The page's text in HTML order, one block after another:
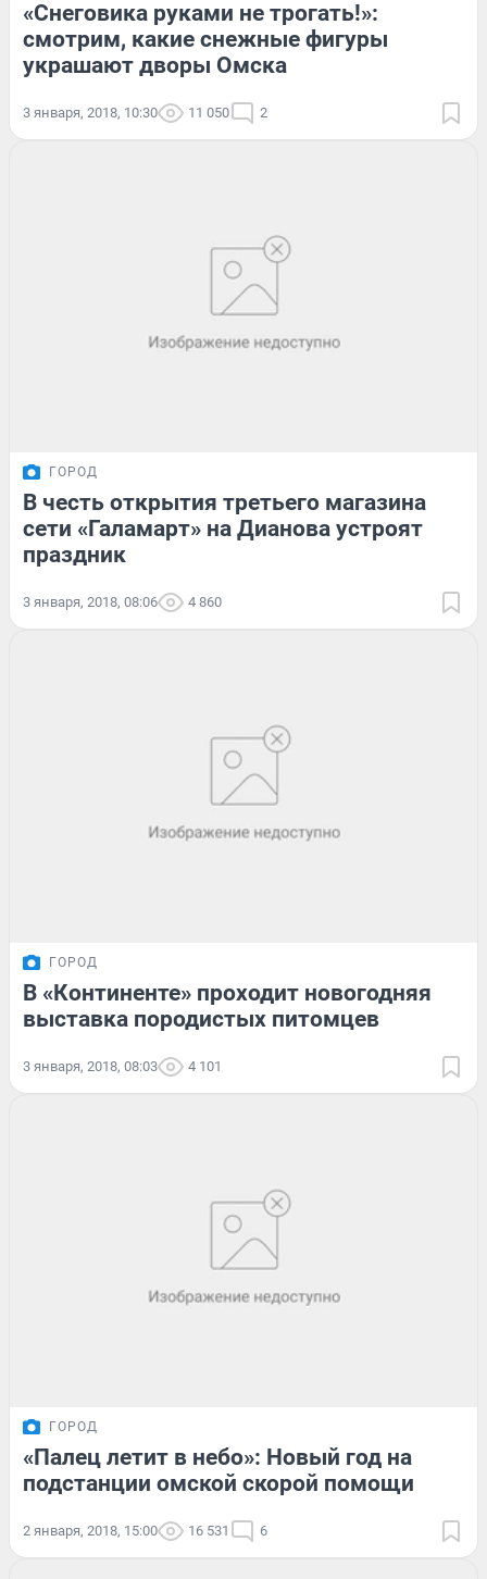
«Снеговика руками не трогать!»:
смотрим, какие снежные фигуры
украшают дворы Омска
3 января, 2018, 10:30 11 050 2
ГОРОД
В честь открытия третьего магазина
сети «Галамарт» на Дианова устроят
праздник
3 января, 2018, 08:06 4 860
ГОРОД
В «Континенте» проходит новогодняя
выставка породистых питомцев
3 января, 2018, 08:03 4 101
ГОРОД
«Палец летит в небо»: Новый год на
подстанции омской скорой помощи
2 января, 2018, 15:00 16 531 6